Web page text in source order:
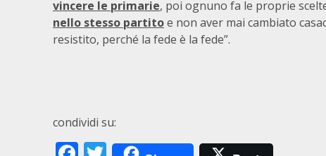
vincere le primarie, poi ognuno fa le proprie
nello stesso partitoe non aver mai cambiato
resistito, perché la fede è la fede”.
condividi su: